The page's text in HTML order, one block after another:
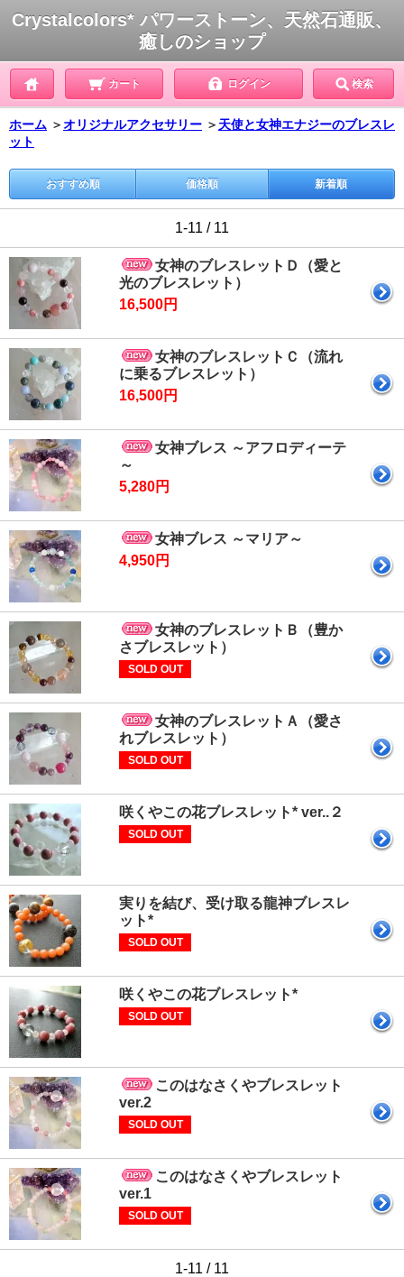
Crystalcolors* パワーストーン、天然石通販、
癒しのショップ
カート ログイン 検索
ホーム ＞オリジナルアクセサリー ＞ 天使と女神エナジーのブレスレ
ット
おすすめ順 価格順 新着順
1-11 / 11
女神のブレスレットＤ（愛と
光のブレスレット）
16,500円
女神のブレスレットＣ（流れ
に乗るブレスレット）
16,500円
女神ブレス ～アフロディーテ
～
5,280円
女神ブレス ～マリア～
4,950円
女神のブレスレットＢ（豊か
さブレスレット）
SOLD OUT
女神のブレスレットＡ（愛さ
れブレスレット）
SOLD OUT
咲くやこの花ブレスレット* ver..２
SOLD OUT
実りを結び、受け取る龍神ブレスレ
ット*
SOLD OUT
咲くやこの花ブレスレット*
SOLD OUT
このはなさくやブレスレット
ver.2
SOLD OUT
このはなさくやブレスレット
ver.1
SOLD OUT
1-11 / 11